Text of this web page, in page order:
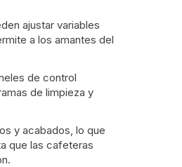
ajustar variables
a los amantes del
de control
de limpieza y
y acabados, lo que
que las cafeteras